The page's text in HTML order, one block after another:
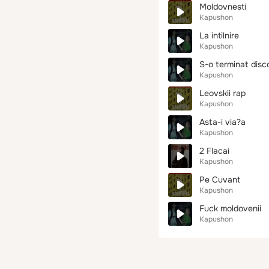
Moldovnesti
Kapushon
La intilnire
Kapushon
S-o terminat
Kapushon
Leovskii rap
Kapushon
Asta-i via?a
Kapushon
2 Flacai
Kapushon
Pe Cuvant
Kapushon
Fuck moldovenii
Kapushon